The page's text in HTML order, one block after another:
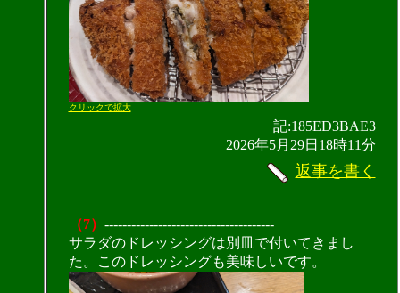
クリックで拡大
記:185ED3BAE3
2026年5月29日18時11分
返事を書く
（7） --------------------------------------
サラダのドレッシングは別皿で付いてきまし
た。このドレッシングも美味しいです。